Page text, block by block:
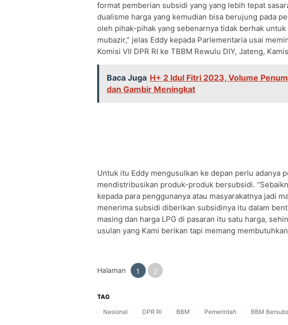
format pemberian subsidi yang yang lebih tepat
dualisme harga yang kemudian bisa berujung pada
oleh pihak-pihak yang sebenarnya tidak berhak
mubazir,” jelas Eddy kepada Parlementaria usai
Komisi VII DPR RI ke TBBM Rewulu DIY, Jateng,
Baca Juga H+ 2 Idul Fitri 2023, Volume
dan Gambir Meningkat
Untuk itu Eddy mengusulkan ke depan perlu adanya
mendistribusikan produk-produk bersubsidi.
kepada para penggunanya atau masyarakatnya jadi
menerima subsidi diberikan subsidinya itu dalam
masing dan harga LPG di pasaran itu satu harga,
usulan yang Kami berikan tapi memang
Halaman 1 2
TAG
Nasional
DPR RI BBM Pemerintah BBM